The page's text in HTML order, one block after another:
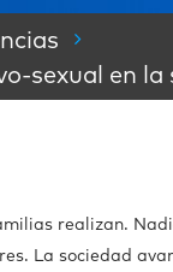
sexual en
realizan.
La sociedad